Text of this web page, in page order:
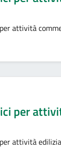
attività
per
attività